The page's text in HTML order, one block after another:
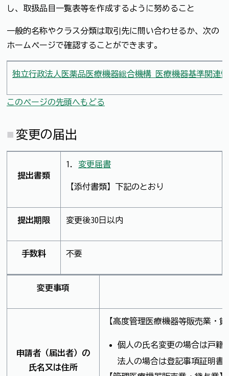
し、取扱品目一覧表等を作成するように努めること
一般的名称やクラス分類は取引先に問い合わせるか、次の
ホームページで確認することができます。
独立行政法人医薬品医療機器総合機構 医療機器基準関連
このページの先頭へもどる
変更の届出
提出書類
1. 変更届書
【添付書類】下記のとおり
提出期限 変更後30日以内
手数料 不要
変更事項
申請者（届出者）の
氏名又は住所
【高度管理医療機器等販売業・
個人の氏名変更の場合は戸籍
法人の場合は登記事項証明書